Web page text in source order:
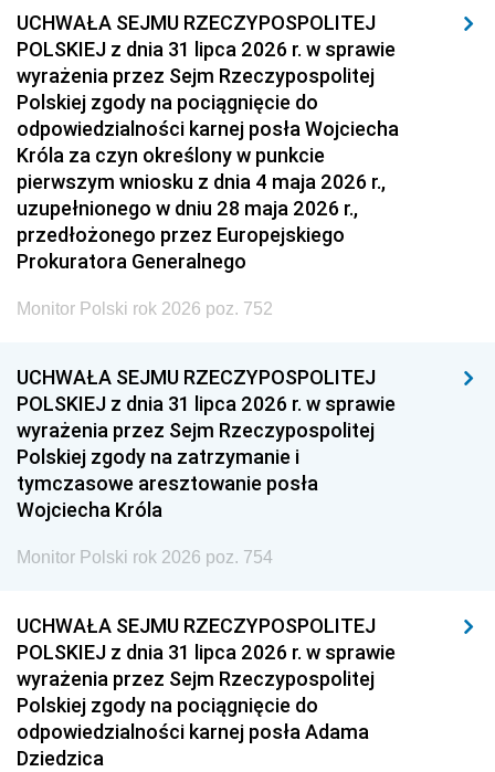
UCHWAŁA SEJMU RZECZYPOSPOLITEJ
POLSKIEJ z dnia 31 lipca 2026 r. w sprawie
wyrażenia przez Sejm Rzeczypospolitej
Polskiej zgody na pociągnięcie do
odpowiedzialności karnej posła Wojciecha
Króla za czyn określony w punkcie
pierwszym wniosku z dnia 4 maja 2026 r.,
uzupełnionego w dniu 28 maja 2026 r.,
przedłożonego przez Europejskiego
Prokuratora Generalnego
Monitor Polski rok 2026 poz. 752
UCHWAŁA SEJMU RZECZYPOSPOLITEJ
POLSKIEJ z dnia 31 lipca 2026 r. w sprawie
wyrażenia przez Sejm Rzeczypospolitej
Polskiej zgody na zatrzymanie i
tymczasowe aresztowanie posła
Wojciecha Króla
Monitor Polski rok 2026 poz. 754
UCHWAŁA SEJMU RZECZYPOSPOLITEJ
POLSKIEJ z dnia 31 lipca 2026 r. w sprawie
wyrażenia przez Sejm Rzeczypospolitej
Polskiej zgody na pociągnięcie do
odpowiedzialności karnej posła Adama
Dziedzica